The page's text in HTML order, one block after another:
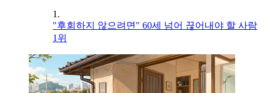
1.
"후회하지 않으려면" 60세 넘어 끊어내야 할 사람
1위